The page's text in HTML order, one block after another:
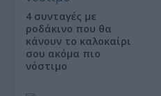
4 συνταγές με
ροδάκινο που θα
κάνουν το καλοκαίρι
σου ακόμα πιο
νόστιμο